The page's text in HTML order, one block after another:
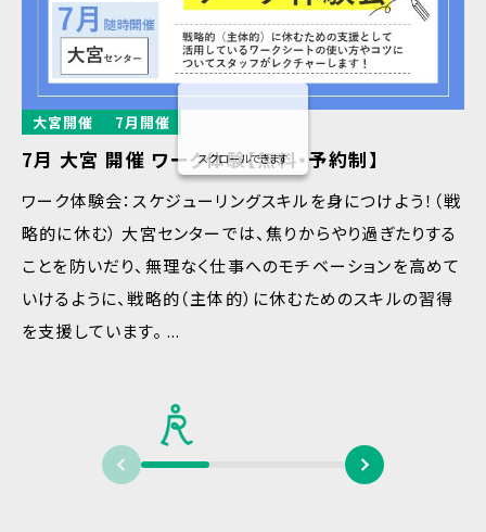
大宮開催 7月開催
7月 大宮 開催 ワーク体験【無料・予約制】
ワーク体験会：スケジューリングスキルを身につけよう！（戦
略的に休む） 大宮センターでは、焦りからやり過ぎたりする
ことを防いだり、無理なく仕事へのモチベーションを高めて
いけるように、戦略的（主体的）に休むためのスキルの習得
を支援しています。 ...
スクロールできます